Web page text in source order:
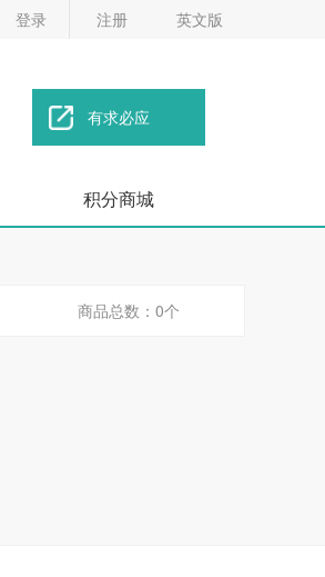
登录 注册 英文版
有求必应
积分商城
商品总数：0个